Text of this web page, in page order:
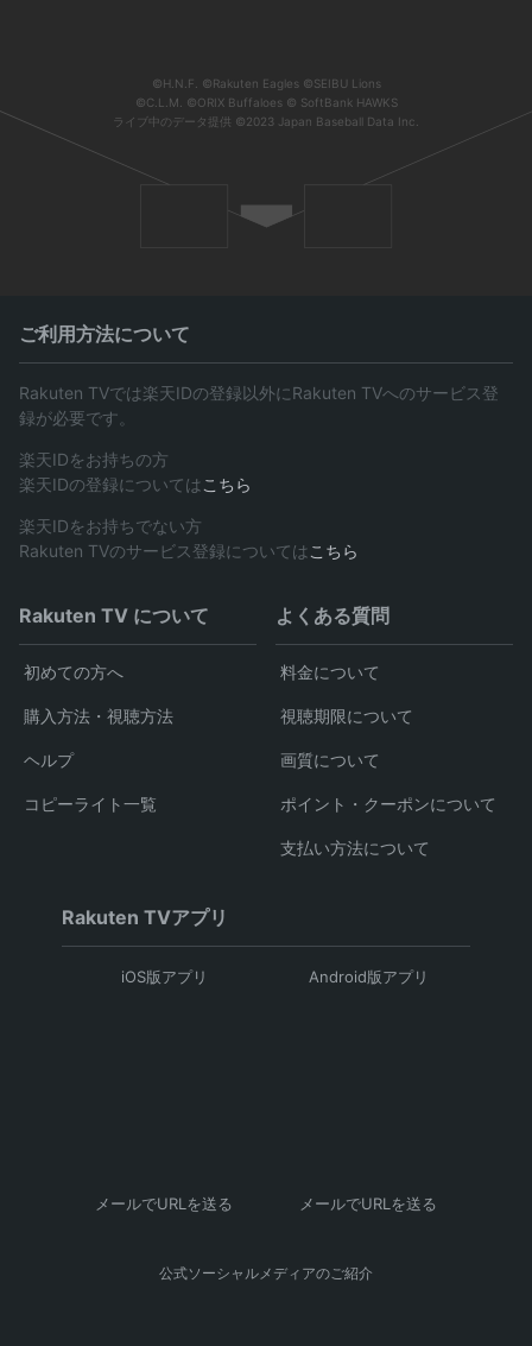
©H.N.F. ©Rakuten Eagles ©SEIBU Lions
©C.L.M. ©ORIX Buffaloes © SoftBank HAWKS
ライブ中のデータ提供 ©2023 Japan Baseball Data Inc.
ご利用方法について
Rakuten TVでは楽天IDの登録以外にRakuten TVへのサービス登
録が必要です。
楽天IDをお持ちの方
楽天IDの登録については こちら
楽天IDをお持ちでない方
Rakuten TVのサービス登録については こちら
Rakuten TV について
初めての方へ
購入方法・視聴方法
ヘルプ
コピーライト一覧
よくある質問
料金について
視聴期限について
画質について
ポイント・クーポンについて
支払い方法について
Rakuten TVアプリ
iOS版アプリ
メールでURLを送る
Android版アプリ
メールでURLを送る
公式ソーシャルメディアのご紹介